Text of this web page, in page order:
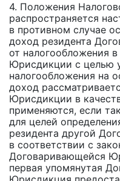
4. Положения
распространяется
в противном случае
доход резидента
от налогообложения
Юрисдикции с целью
налогообложения на
доход
Юрисдикции в
применяются, если
для целей
резидента другой
в соответствии с
Договаривающейся
первая упомянутая